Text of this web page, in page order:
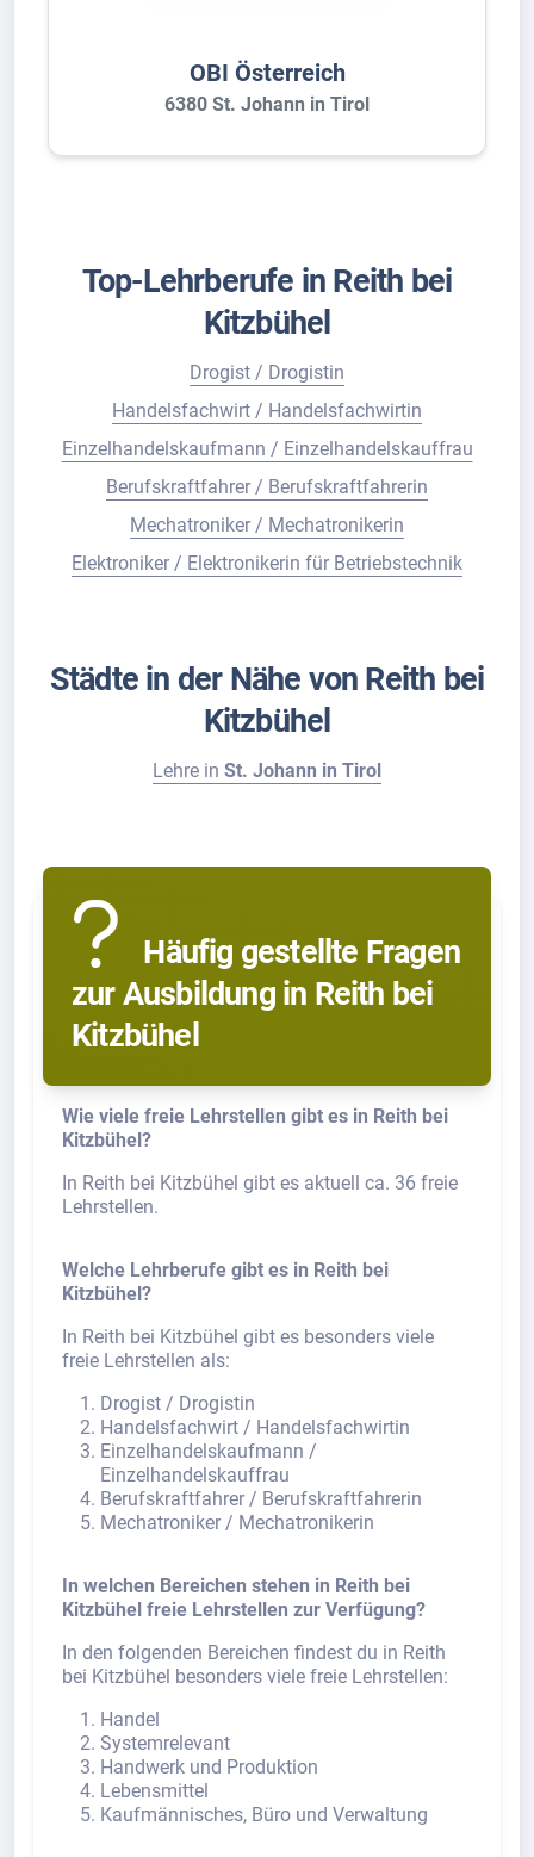
OBI Österreich
6380 St. Johann in Tirol
Top-Lehrberufe in Reith bei
Kitzbühel
Drogist / Drogistin
Handelsfachwirt / Handelsfachwirtin
Einzelhandelskaufmann / Einzelhandelskauffrau
Berufskraftfahrer / Berufskraftfahrerin
Mechatroniker / Mechatronikerin
Elektroniker / Elektronikerin für Betriebstechnik
Städte in der Nähe von Reith bei
Kitzbühel
Lehre in St. Johann in Tirol
Häufig gestellte Fragen
zur Ausbildung in Reith bei
Kitzbühel
Wie viele freie Lehrstellen gibt es in Reith bei
Kitzbühel?
In Reith bei Kitzbühel gibt es aktuell ca. 36 freie
Lehrstellen.
Welche Lehrberufe gibt es in Reith bei
Kitzbühel?
In Reith bei Kitzbühel gibt es besonders viele
freie Lehrstellen als:
Drogist / Drogistin
Handelsfachwirt / Handelsfachwirtin
Einzelhandelskaufmann /
Einzelhandelskauffrau
Berufskraftfahrer / Berufskraftfahrerin
Mechatroniker / Mechatronikerin
In welchen Bereichen stehen in Reith bei
Kitzbühel freie Lehrstellen zur Verfügung?
In den folgenden Bereichen findest du in Reith
bei Kitzbühel besonders viele freie Lehrstellen:
Handel
Systemrelevant
Handwerk und Produktion
Lebensmittel
Kaufmännisches, Büro und Verwaltung